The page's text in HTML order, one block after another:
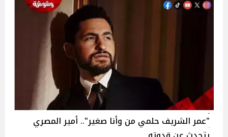
"عمر الشريف حلمي من وأنا صغير".. أمير المصري